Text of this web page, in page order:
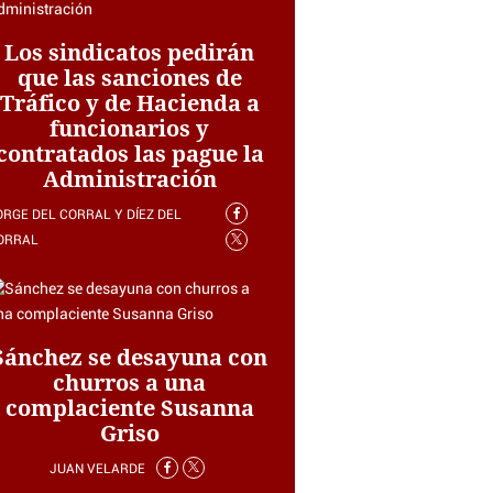
Los sindicatos pedirán
que las sanciones de
Tráfico y de Hacienda a
funcionarios y
las pague la
Administración
DEL CORRAL Y DÍEZ DEL
se desayuna con
churros a una
complaciente Susanna
Griso
JUAN VELARDE